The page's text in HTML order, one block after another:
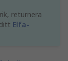
returnera
Elfa-